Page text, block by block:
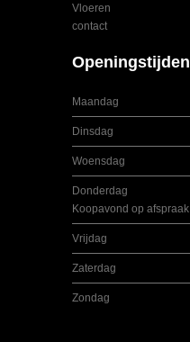
Vloeren
contact
Openingstijden
Maandag
Dinsdag
Woensdag
Donderdag
Koopavond op afspraak
Vrijdag
Zaterdag
Zondag